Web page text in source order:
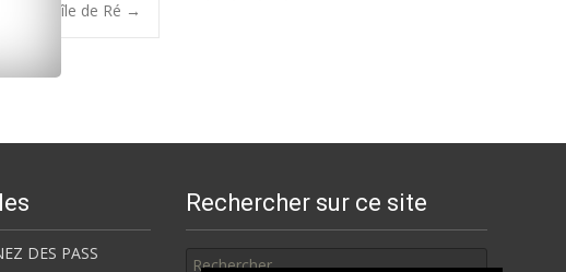
sur l’île de Ré →
DES PASS
Rechercher sur ce site